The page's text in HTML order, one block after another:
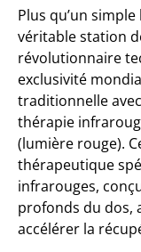
Plus qu’un
véritable station
révolutionnaire
exclusivité
traditionnelle
thérapie
(lumière rouge).
thérapeutique
infrarouges,
profonds du dos,
accélérer la